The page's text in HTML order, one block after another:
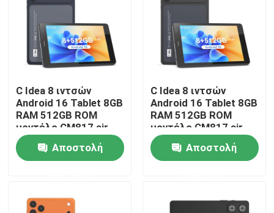
Βίντεο
Εμφάνιση VR
Σχετικά με εμάς
Γύρος εργοστασίων
C Idea 8 ιντσών
Android 16 Tablet 8GB
RAM 512GB ROM
μοντέλο CM817 air
Αποστολή
C Idea 8 ιντσών
Android 16 Tablet 8GB
RAM 512GB ROM
μοντέλο CM817 air
Αποστολή